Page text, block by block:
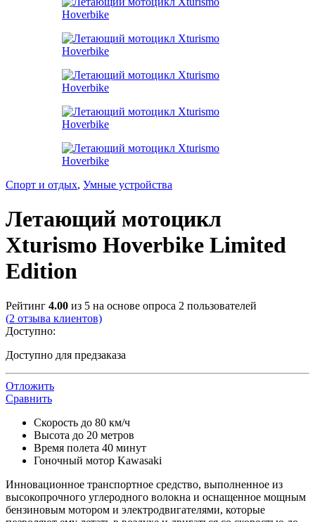
Спорт и отдых, Умные устройства
Летающий мотоцикл
Xturismo Hoverbike Limited
Edition
Рейтинг 4.00 из 5 на основе опроса 2 пользователей
(2 отзыва клиентов)
Доступно:
Доступно для предзаказа
Отложить
Сравнить
Скорость до 80 км/ч
Высота до 20 метров
Время полета 40 минут
Гоночный мотор Kawasaki
Инновационное транспортное средство, выполненное из
высокопрочного углеродного волокна и оснащенное мощным
бензиновым мотором и электродвигателями, которые